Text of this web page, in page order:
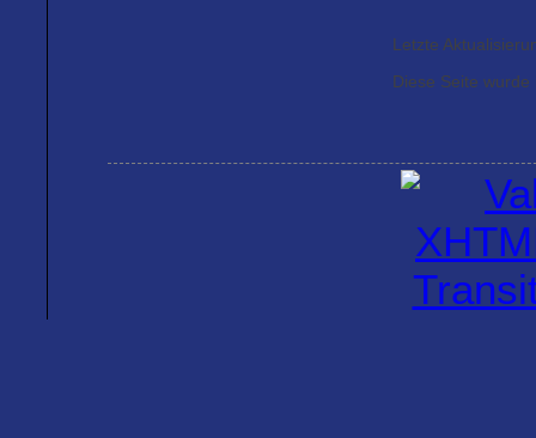
Letzte
Diese Seite